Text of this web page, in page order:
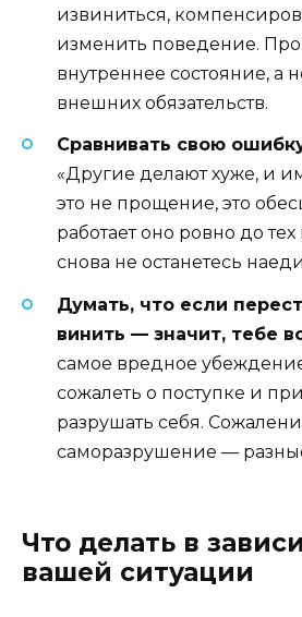
извиниться,
изменить поведение.
внутреннее состояние, а
внешних обязательств.
Сравнивать свою
«Другие делают хуже, и
это не прощение, это
работает оно ровно до
снова не останетесь
Думать, что если
винить — значит, тебе
самое вредное
сожалеть о поступке и
разрушать себя.
саморазрушение —
Что делать в
вашей ситуации